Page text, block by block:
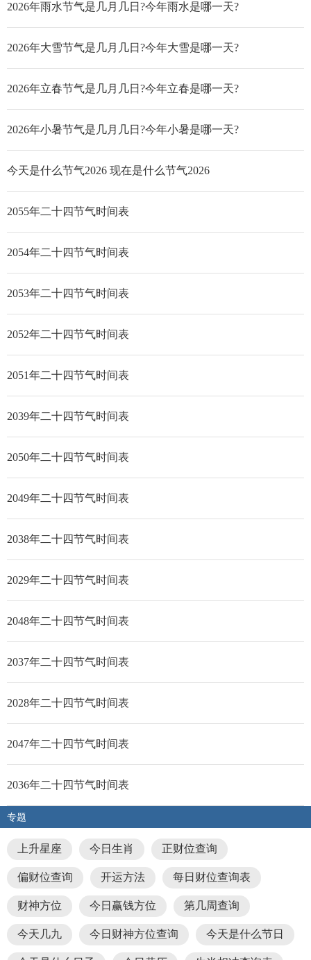
2026年雨水节气是几月几日?今年雨水是哪一天?
2026年大雪节气是几月几日?今年大雪是哪一天?
2026年立春节气是几月几日?今年立春是哪一天?
2026年小暑节气是几月几日?今年小暑是哪一天?
今天是什么节气2026 现在是什么节气2026
2055年二十四节气时间表
2054年二十四节气时间表
2053年二十四节气时间表
2052年二十四节气时间表
2051年二十四节气时间表
2039年二十四节气时间表
2050年二十四节气时间表
2049年二十四节气时间表
2038年二十四节气时间表
2029年二十四节气时间表
2048年二十四节气时间表
2037年二十四节气时间表
2028年二十四节气时间表
2047年二十四节气时间表
2036年二十四节气时间表
专题
上升星座 今日生肖 正财位查询
偏财位查询 开运方法 每日财位查询表
财神方位 今日赢钱方位 第几周查询
今天几九 今日财神方位查询 今天是什么节日